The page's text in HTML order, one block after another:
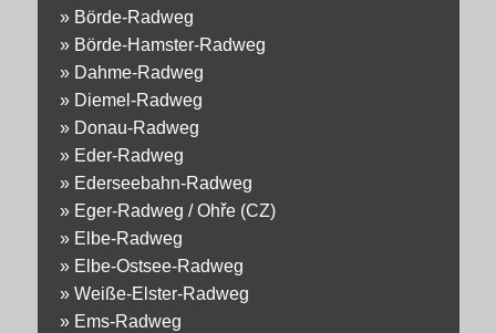
» Börde-Radweg
» Börde-Hamster-Radweg
» Dahme-Radweg
» Diemel-Radweg
» Donau-Radweg
» Eder-Radweg
» Ederseebahn-Radweg
» Eger-Radweg / Ohře (CZ)
» Elbe-Radweg
» Elbe-Ostsee-Radweg
» Weiße-Elster-Radweg
» Ems-Radweg